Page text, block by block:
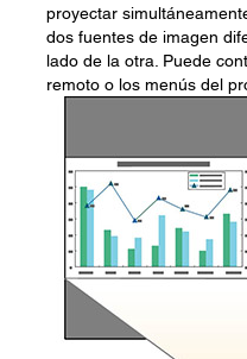
proyectar
dos fuentes de imagen
lado de la otra. Puede
remoto o los menús del